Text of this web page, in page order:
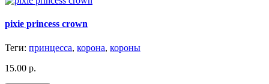
pixie princess crown
Теги: принцесса, корона, короны
15.00 р.